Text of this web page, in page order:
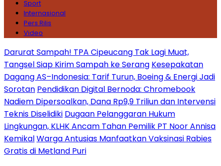
Sport
Internasional
Pers Rilis
Video
Darurat Sampah! TPA Cipeucang Tak Lagi Muat,
Tangsel Siap Kirim Sampah ke Serang Kesepakatan
Dagang AS–Indonesia: Tarif Turun, Boeing & Energi Jadi
Sorotan Pendidikan Digital Bernoda: Chromebook
Nadiem Dipersoalkan, Dana Rp9,9 Triliun dan Intervensi
Teknis Diselidiki Dugaan Pelanggaran Hukum
Lingkungan, KLHK Ancam Tahan Pemilik PT Noor Annisa
KemikalWarga Antusias Manfaatkan Vaksinasi Rabies
Gratis di Metland Puri